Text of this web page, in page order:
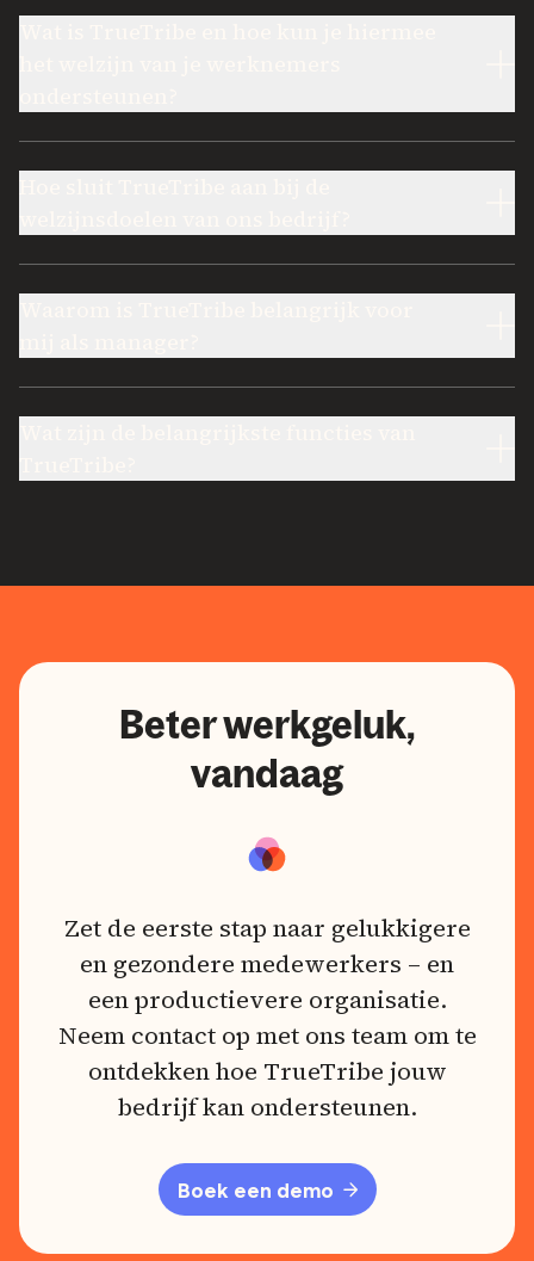
Beter werkgeluk,
vandaag
Zet de eerste stap naar gelukkigere
en gezondere medewerkers – en
een productievere organisatie.
Neem contact op met ons team om te
ontdekken hoe TrueTribe jouw
bedrijf kan ondersteunen.
Boek een demo